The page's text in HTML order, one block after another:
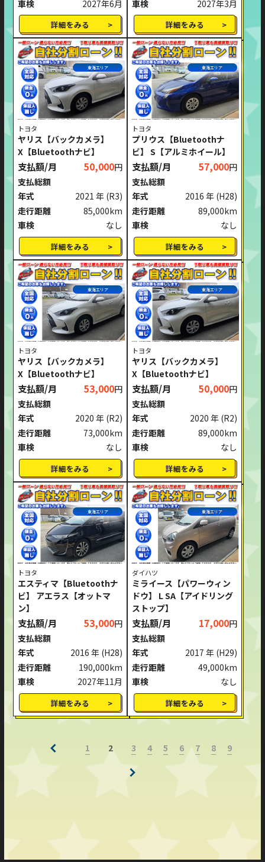
車検
2027年6月
詳細をみる
車検
2027年3月
詳細をみる
東海エリア
トヨタ
ヤリス【バックカメラ】
X【Bluetoothナビ】
支払額/月 50,000円
支払総額
年式
2021 年 (R3)
走行距離
85,000km
車検
なし
詳細をみる
東海エリア
トヨタ
プリウス【Bluetoothナ
ビ】 S【アルミホイール】
支払額/月 57,000円
支払総額
年式
2016 年 (H28)
走行距離
89,000km
車検
なし
詳細をみる
東海エリア
トヨタ
ヤリス【バックカメラ】
X【Bluetoothナビ】
支払額/月 53,000円
支払総額
年式
2020 年 (R2)
走行距離
73,000km
車検
なし
詳細をみる
東海エリア
トヨタ
ヤリス【バックカメラ】
X【Bluetoothナビ】
支払額/月 50,000円
支払総額
年式
2020 年 (R2)
走行距離
89,000km
車検
なし
詳細をみる
東海エリア
トヨタ
エスティマ【Bluetoothナ
ビ】 アエラス【オットマ
ン】
支払額/月 53,000円
支払総額
年式
2016 年 (H28)
走行距離
190,000km
車検
2027年11月
詳細をみる
東海エリア
ダイハツ
ミライース【パワーウィン
ドウ】 L SA【アイドリング
ストップ】
支払額/月 17,000円
支払総額
年式
2017 年 (H29)
走行距離
49,000km
車検
なし
詳細をみる
1 2 3 4 5 6 7 8 9